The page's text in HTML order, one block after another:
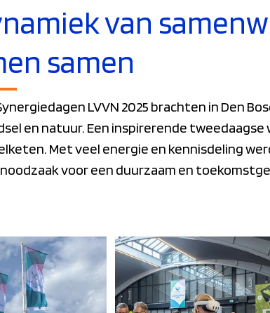
van
samen
LVVN 2025 brachten in Den
en natuur. Een inspirerende
Met veel energie en kennisdeling
noodzaak voor een duurzaam en